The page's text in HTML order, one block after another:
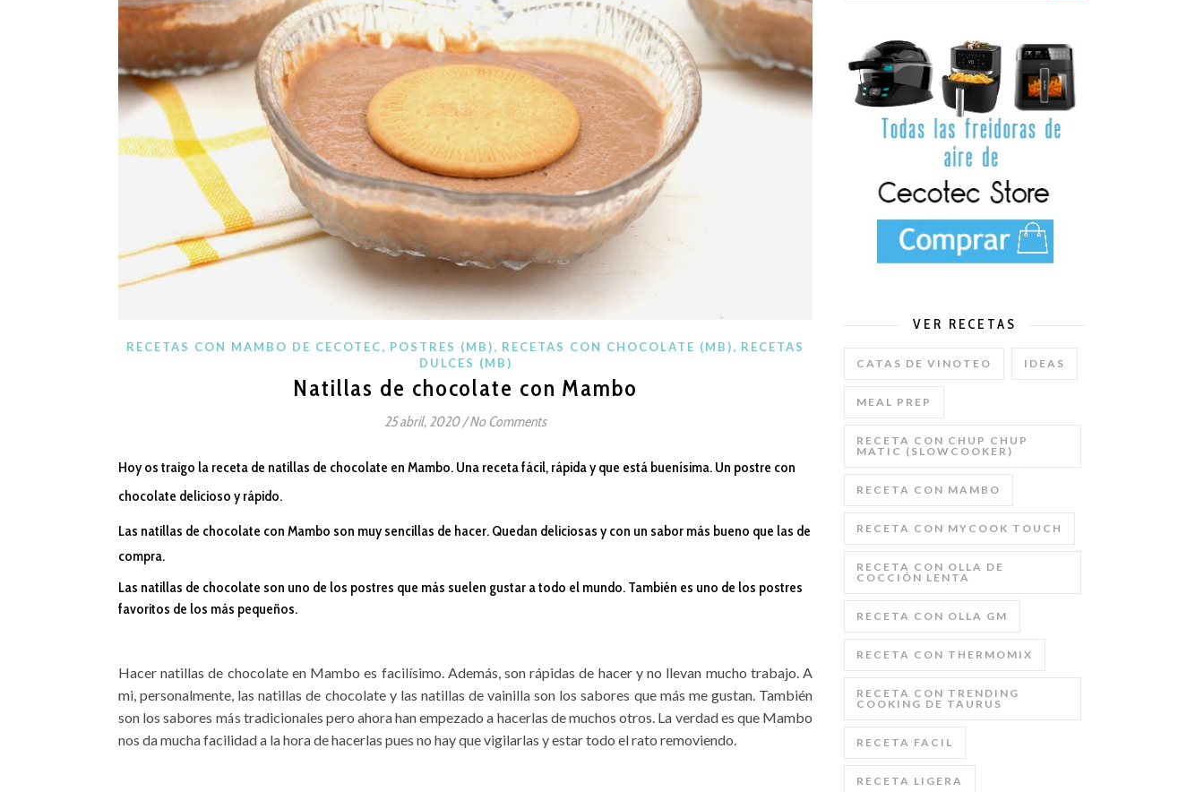
RECETAS CON MAMBO DE CECOTEC POSTRES (MB) RECETAS CON CHOCOLATE (MB)
RECETAS
DULCES (MB)
Natillas de chocolate con Mambo
25 abril, 2020 / No Comments
Hoy os traigo la receta de natillas de chocolate en Mambo. Una receta fácil, rápida y que está buenísima. Un postre con
chocolate delicioso y rápido.
Las natillas de chocolate con Mambo son muy sencillas de hacer. Quedan deliciosas y con un sabor más bueno que las de
compra.
Las natillas de chocolate son uno de los postres que más suelen gustar a todo el mundo. También es uno de los postres
favoritos de los más pequeños.
Hacer natillas de chocolate en Mambo es facilísimo. Además, son rápidas de hacer y no llevan mucho trabajo. A
mi, personalmente, las natillas de chocolate y las natillas de vainilla son los sabores que más me gustan. También
son los sabores más tradicionales pero ahora han empezado a hacerlas de muchos otros. La verdad es que Mambo
nos da mucha facilidad a la hora de hacerlas pues no hay que vigilarlas y estar todo el rato removiendo.
VER RECETAS
CATAS DE VINOTEO IDEAS
MEAL PREP
RECETA CON CHUP CHUP
MATIC (SLOWCOOKER)
RECETA CON MAMBO
RECETA CON MYCOOK TOUCH
RECETA CON OLLA DE
COCCIÓN LENTA
RECETA CON OLLA GM
RECETA CON THERMOMIX
RECETA CON TRENDING
COOKING DE TAURUS
RECETA FACIL
RECETA LIGERA